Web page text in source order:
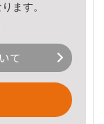
ます。
て